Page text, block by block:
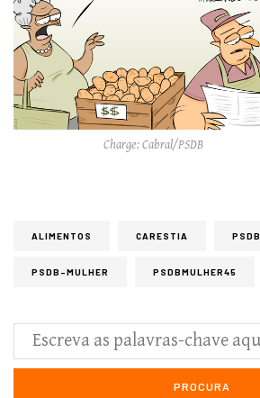
Charge: Cabral/PSDB
ALIMENTOS CARESTIA PSDB
PSDB-MULHER PSDBMULHER45